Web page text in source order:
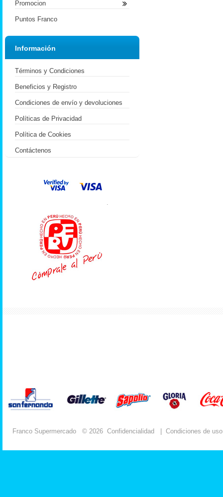
Promocion
Puntos Franco
Información
Términos y Condiciones
Beneficios y Registro
Condiciones de envío y devoluciones
Políticas de Privacidad
Política de Cookies
Contáctenos
.
Franco Supermercado © 2026 Confidencialidad Condiciones de uso